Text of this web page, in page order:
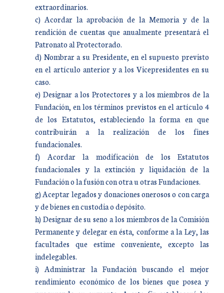
extraordinarios.
c) Acordar la aprobación de la Memoria y de la
rendición de cuentas que anualmente presentará el
Patronato al Protectorado.
d) Nombrar a su Presidente, en el supuesto previsto
en el artículo anterior y a los Vicepresidentes en su
caso.
e) Designar a los Protectores y a los miembros de la
Fundación, en los términos previstos en el artículo 4
de los Estatutos, estableciendo la forma en que
contribuirán a la realización de los fines
fundacionales.
f) Acordar la modificación de los Estatutos
fundacionales y la extinción y liquidación de la
Fundación o la fusión con otra u otras Fundaciones.
g) Aceptar legados y donaciones onerosos o con carga
y de bienes en custodia o depósito.
h) Designar de su seno a los miembros de la Comisión
Permanente y delegar en ésta, conforme a la Ley, las
facultades que estime conveniente, excepto las
indelegables.
i) Administrar la Fundación buscando el mejor
rendimiento económico de los bienes que posea y